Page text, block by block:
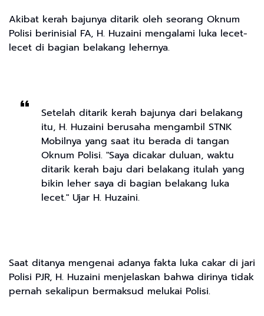
Akibat kerah bajunya ditarik oleh seorang Oknum
Polisi berinisial FA, H. Huzaini mengalami luka lecet-
lecet di bagian belakang lehernya.
Setelah ditarik kerah bajunya dari belakang
itu, H. Huzaini berusaha mengambil STNK
Mobilnya yang saat itu berada di tangan
Oknum Polisi. "Saya dicakar duluan, waktu
ditarik kerah baju dari belakang itulah yang
bikin leher saya di bagian belakang luka
lecet." Ujar H. Huzaini.
Saat ditanya mengenai adanya fakta luka cakar di jari
Polisi PJR, H. Huzaini menjelaskan bahwa dirinya tidak
pernah sekalipun bermaksud melukai Polisi.